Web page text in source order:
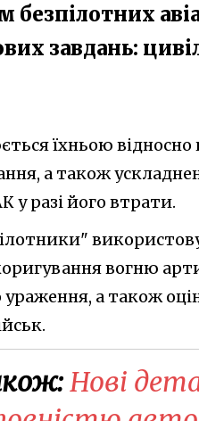
завдань:
їхньою
а також
у разі його втрати.
вогню
ураження, а також
Нові